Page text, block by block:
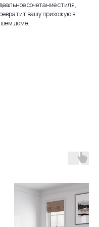
сочетание стиля,
вашу прихожую в
доме.